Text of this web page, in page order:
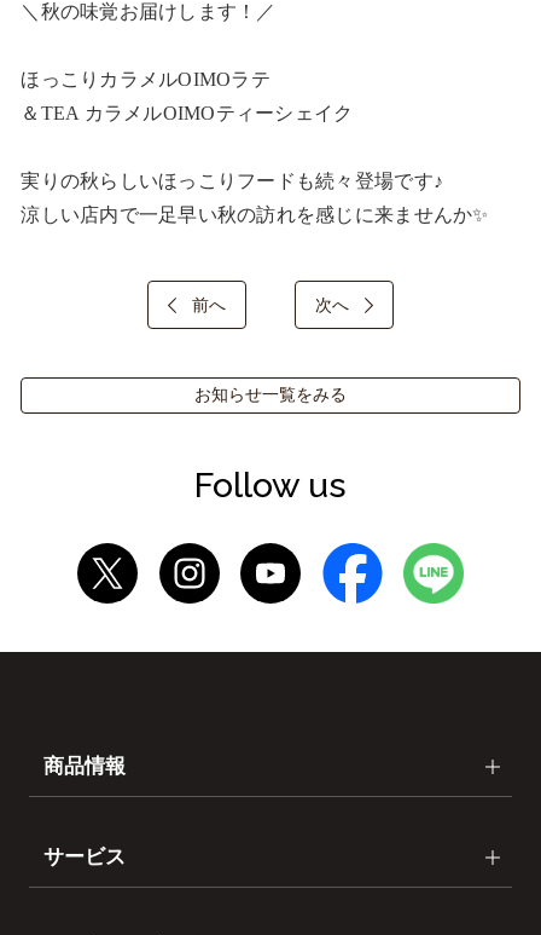
＼秋の味覚お届けします！／
ほっこりカラメルOIMOラテ
＆TEA カラメルOIMOティーシェイク
実りの秋らしいほっこりフードも続々登場です♪
涼しい店内で一足早い秋の訪れを感じに来ませんか✨
前へ 次へ
お知らせ一覧をみる
Follow us
商品情報
サービス